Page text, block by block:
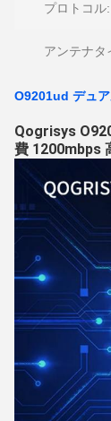
プロトコル:
アンテナタ
O9201ud デュ
Qogrisys
費 1200mbps